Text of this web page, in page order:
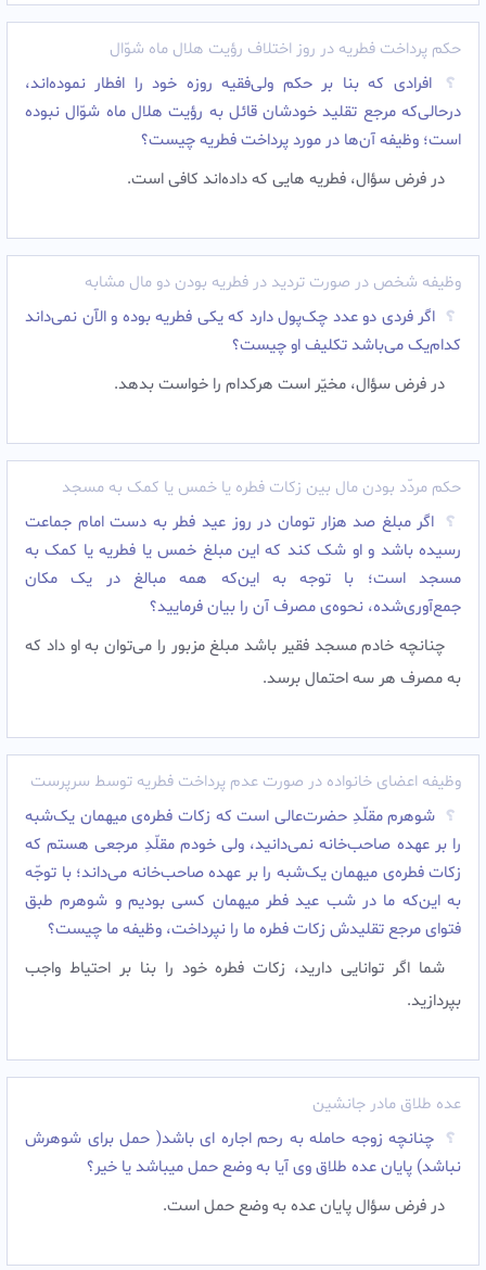
حکم پرداخت فطریه در روز اختلاف رؤیت هلال ماه شوّال
افرادی که بنا بر حکم ولی‌فقیه روزه خود را افطار نموده‌اند،
درحالی‌که مرجع تقلید خودشان قائل به رؤیت هلال ماه شوّال نبوده
است؛ وظیفه آن‌ها در مورد پرداخت فطریه چیست؟
در فرض سؤال، فطریه هایی که داده‌اند کافی است.
وظیفه شخص در صورت تردید در فطریه بودن دو مال مشابه
اگر فردی دو عدد چک‌پول دارد که یکی فطریه بوده و الآن نمی‌داند
کدام‌یک می‌باشد تکلیف او چیست؟
در فرض سؤال، مخیّر است هرکدام را خواست بدهد.
حکم مردّد بودن مال بین زکات فطره یا خمس یا کمک به مسجد
اگر مبلغ صد هزار تومان در روز عید فطر به دست امام جماعت
رسیده باشد و او شک کند که این مبلغ خمس یا فطریه یا کمک به
مسجد است؛ با توجه به این‌که همه مبالغ در یک مکان
جمع‌آوری‌شده، نحوه‌ی مصرف آن را بیان فرمایید؟
چنانچه خادم مسجد فقیر باشد مبلغ مزبور را می‌توان به او داد که
به مصرف هر سه احتمال برسد.
وظیفه اعضای خانواده در صورت عدم پرداخت فطریه توسط سرپرست
شوهرم مقلّدِ حضرت‌عالی است که زکات فطره‌ی میهمان ‌یک‌شبه
را بر عهده صاحب‌خانه نمى‌دانید، ولى خودم مقلّدِ مرجعى هستم که
زکات فطره‌ی میهمان ‌یک‌شبه را بر عهده صاحب‌خانه مى‌داند؛ با توجّه
به این‌که ما در شب عید فطر میهمان کسى بودیم و شوهرم طبق
فتواى مرجع تقلیدش زکات فطره ما را نپرداخت، وظیفه ما چیست؟
شما اگر توانایى دارید، زکات فطره خود را بنا بر احتیاط واجب
بپردازید.
عده طلاق مادر جانشین
چنانچه زوجه حامله به رحم اجاره ای باشد( حمل برای شوهرش
نباشد) پایان عده طلاق وی آیا به وضع حمل میباشد یا خیر؟
در فرض سؤال پایان عده به وضع حمل است.